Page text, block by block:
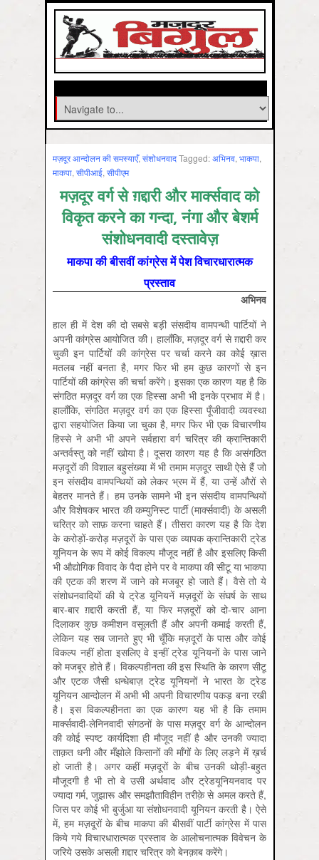
मज़दूर आन्दोलन की समस्‍याएँ, संशोधनवादTagged:अभिनव, भाकपा,
माकपा, सीपीआई, सीपीएम
मज़दूर वर्ग से ग़द्दारी और मार्क्‍सवाद को
विकृत करने का गन्दा, नंगा और बेशर्म
संशोधनवादी दस्तावेज़
माकपा की बीसवीं कांग्रेस में पेश विचारधारात्मक
प्रस्ताव
अभिनव
हाल ही में देश की दो सबसे बड़ी संसदीय वामपन्थी पार्टियों ने
अपनी कांग्रेस आयोजित की। हालाँकि, मज़दूर वर्ग से ग़द्दारी कर
चुकी इन पार्टियों की कांग्रेस पर चर्चा करने का कोई ख़ास
मतलब नहीं बनता है, मगर फिर भी हम कुछ कारणों से इन
पार्टियों की कांग्रेस की चर्चा करेंगे। इसका एक कारण यह है कि
संगठित मज़दूर वर्ग का एक हिस्सा अभी भी इनके प्रभाव में है।
हालाँकि, संगठित मज़दूर वर्ग का एक हिस्सा पूँजीवादी व्यवस्था
द्वारा सहयोजित किया जा चुका है, मगर फिर भी एक विचारणीय
हिस्से ने अभी भी अपने सर्वहारा वर्ग चरित्र की क्रान्तिकारी
अन्तर्वस्तु को नहीं खोया है। दूसरा कारण यह है कि असंगठित
मज़दूरों की विशाल बहुसंख्या में भी तमाम मज़दूर साथी ऐसे हैं जो
इन संसदीय वामपन्थियों को लेकर भ्रम में हैं, या उन्हें औरों से
बेहतर मानते हैं। हम उनके सामने भी इन संसदीय वामपन्थियों
और विशेषकर भारत की कम्युनिस्ट पार्टी (मार्क्‍सवादी) के असली
चरित्र को साफ़ करना चाहते हैं। तीसरा कारण यह है कि देश
के करोड़ों-करोड़ मज़दूरों के पास एक व्यापक क्रान्तिकारी ट्रेड
यूनियन के रूप में कोई विकल्प मौजूद नहीं है और इसलिए किसी
भी औद्योगिक विवाद के पैदा होने पर वे माकपा की सीटू या भाकपा
की एटक की शरण में जाने को मजबूर हो जाते हैं। वैसे तो ये
संशोधनवादियों की ये ट्रेड यूनियनें मज़दूरों के संघर्ष के साथ
बार-बार ग़द्दारी करती हैं, या फिर मज़दूरों को दो-चार आना
दिलाकर कुछ कमीशन वसूलती हैं और अपनी कमाई करती हैं,
लेकिन यह सब जानते हुए भी चूँकि मज़दूरों के पास और कोई
विकल्प नहीं होता इसलिए वे इन्हीं ट्रेड यूनियनों के पास जाने
को मजबूर होते हैं। विकल्पहीनता की इस स्थिति के कारण सीटू
और एटक जैसी धन्धेबाज़ ट्रेड यूनियनों ने भारत के ट्रेड
यूनियन आन्दोलन में अभी भी अपनी विचारणीय पकड़ बना रखी
है। इस विकल्पहीनता का एक कारण यह भी है कि तमाम
मार्क्‍सवादी-लेनिनवादी संगठनों के पास मज़दूर वर्ग के आन्दोलन
की कोई स्पष्ट कार्यदिशा ही मौजूद नहीं है और उनकी ज्यादा
ताक़त धनी और मँझोले किसानों की माँगों के लिए लड़ने में ख़र्च
हो जाती है। अगर कहीं मज़दूरों के बीच उनकी थोड़ी-बहुत
मौजूदगी है भी तो वे उसी अर्थवाद और ट्रेडयूनियनवाद पर
ज्यादा गर्म, जुझारू और समझौताविहीन तरीक़े से अमल करते हैं,
जिस पर कोई भी बुर्जुआ या संशोधनवादी यूनियन करती है। ऐसे
में, हम मज़दूरों के बीच माकपा की बीसवीं पार्टी कांग्रेस में पास
किये गये विचारधारात्मक प्रस्ताव के आलोचनात्मक विवेचन के
जरिये उसके असली ग़द्दार चरित्र को बेनक़ाब करेंगे।